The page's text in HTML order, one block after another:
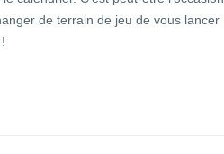
de terrain de jeu de vous lancer